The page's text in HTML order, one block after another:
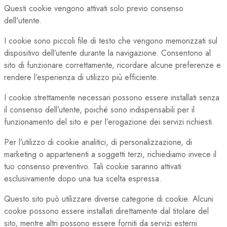
Questi cookie vengono attivati solo previo consenso
dell'utente.
I cookie sono piccoli file di testo che vengono memorizzati sul
dispositivo dell’utente durante la navigazione. Consentono al
sito di funzionare correttamente, ricordare alcune preferenze e
rendere l’esperienza di utilizzo più efficiente.
I cookie strettamente necessari possono essere installati senza
il consenso dell’utente, poiché sono indispensabili per il
funzionamento del sito e per l’erogazione dei servizi richiesti.
Per l’utilizzo di cookie analitici, di personalizzazione, di
marketing o appartenenti a soggetti terzi, richiediamo invece il
tuo consenso preventivo. Tali cookie saranno attivati
esclusivamente dopo una tua scelta espressa.
Questo sito può utilizzare diverse categorie di cookie. Alcuni
cookie possono essere installati direttamente dal titolare del
sito, mentre altri possono essere forniti da servizi esterni